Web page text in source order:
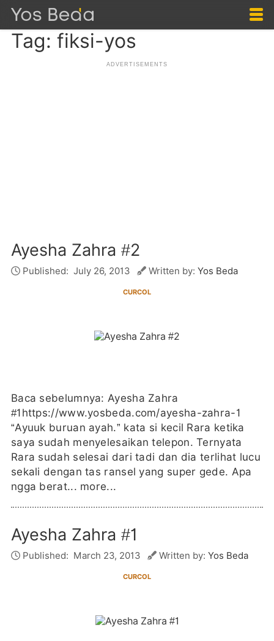
Tag: fiksi-yos
Ayesha Zahra #2
Published: July 26, 2013 Written by: Yos Beda
CURCOL
Baca sebelumnya: Ayesha Zahra
#1https://www.yosbeda.com/ayesha-zahra-1
“Ayuuk buruan ayah.” kata si kecil Rara ketika
saya sudah menyelesaikan telepon. Ternyata
Rara sudah selesai dari tadi dan dia terlihat lucu
sekali dengan tas ransel yang super gede. Apa
ngga berat... more...
Ayesha Zahra #1
Published: March 23, 2013 Written by: Yos Beda
CURCOL